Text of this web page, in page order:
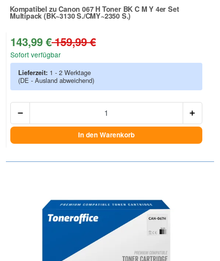
Kompatibel zu Canon 067 H Toner BK C M Y 4er Set
Multipack (BK~3130 S./CMY~2350 S.)
Zur Artikelbewertung
143,99 €159,99 €
Sofort verfügbar
Lieferzeit: 1 - 2 Werktage
(DE - Ausland abweichend)
In den Warenkorb